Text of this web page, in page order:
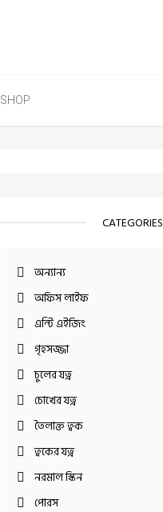
SHOP
CATEGORIES
অন্যান্য
অফিস লাইফ
এন্টি এইজিং
গৃহসজ্জা
চুলের যত্ন
চোখের যত্ন
তৈলাক্ত ত্বক
ত্বকের যত্ন
নরমাল স্কিন
পোরস